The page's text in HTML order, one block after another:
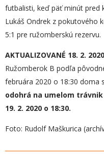
futbalisti, keď päť minút pred
Lukáš Ondrek z pokutového
5:1 pre ružomberskú rezervu.
AKTUALIZOVANÉ 18. 2.
Ružomberok B podľa
februára 2020 o 18:30 doma
odohrá na umelom
19. 2. 2020 o 18:30.
Foto: Rudolf Maškurica